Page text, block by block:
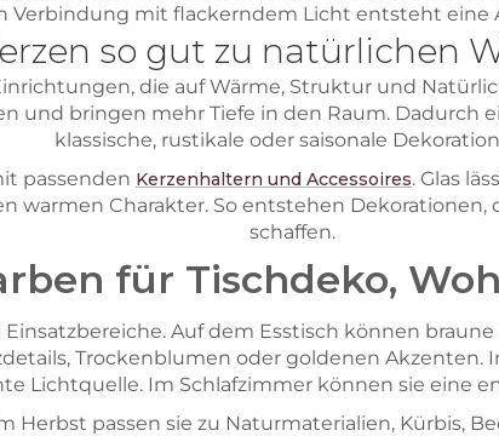
Verbindung mit flackerndem Licht entsteht
so gut zu natürlichen
die auf Wärme, Struktur und
und bringen mehr Tiefe in den Raum. Dadurch
klassische, rustikale oder saisonale
passenden Kerzenhaltern und Accessoires. Glas
warmen Charakter. So entstehen
schaffen.
für Tischdeko,
Auf dem Esstisch können
Trockenblumen oder goldenen
Lichtquelle. Im Schlafzimmer können sie eine
Herbst passen sie zu Naturmaterialien, Kürbis,